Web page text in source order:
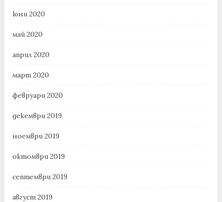
юни 2020
май 2020
април 2020
март 2020
февруари 2020
декември 2019
ноември 2019
октомври 2019
септември 2019
август 2019